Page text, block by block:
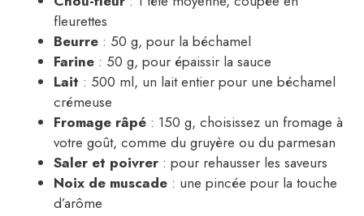
fleurettes
Beurre : 50 g, pour la béchamel
Farine : 50 g, pour épaissir la sauce
Lait : 500 ml, un lait entier pour une béchamel
crémeuse
Fromage râpé : 150 g, choisissez un fromage à
votre goût, comme du gruyère ou du parmesan
Saler et poivrer : pour rehausser les saveurs
Noix de muscade : une pincée pour la touche
d’arôme